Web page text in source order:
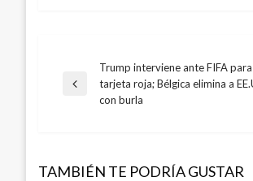
Navegación
entradas
Entrada
Trump interviene ante FIFA
tarjeta roja; Bélgica elimina a
con burla
TAMBIÉN TE PODRÍA GUSTAR